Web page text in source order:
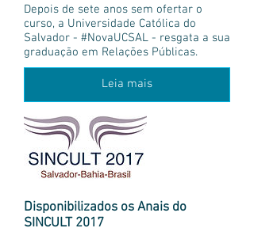
Depois de sete anos sem ofertar o
curso, a Universidade Católica do
Salvador - #NovaUCSAL - resgata a sua
graduação em Relações Públicas.
Leia mais
Disponibilizados os Anais do
SINCULT 2017